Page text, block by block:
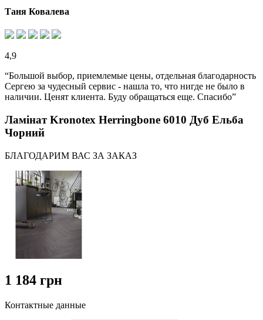
Таня Ковалева
4,9
“Большой выбор, приемлемые цены, отдельная благодарность
Сергею за чудесный сервис - нашла то, что нигде не было в
наличии. Ценят клиента. Буду обращаться еще. Спасибо”
Ламінат Kronotex Herringbone 6010 Дуб Ельба
Чорний
БЛАГОДАРИМ ВАС ЗА ЗАКАЗ
1 184 грн
Контактные данные